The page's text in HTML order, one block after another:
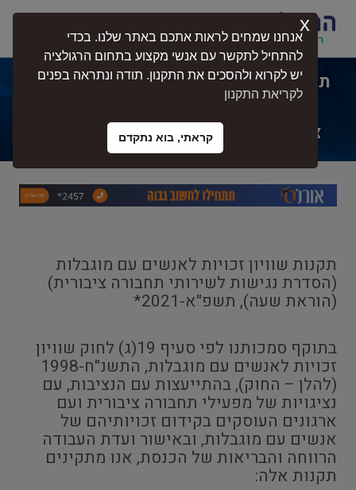
תקנות שוויון זכויות לאנשים עם מוגבלות
(הסדרת נגישות לשירותי תחבורה
ציבורית) (הוראת שעה), תשפ"א-2021
תקנות שוויון זכויות לאנשים עם מוגבלות
(הסדרת נגישות לשירותי תחבורה ציבורית)
(הוראת שעה), תשפ"א-2021
*
בתוקף סמכותנו לפי סעיף 19(ג) לחוק שוויון
זכויות לאנשים עם מוגבלות, התשנ"ח-1998
(להלן – החוק), בהתייעצות עם הנציבות, עם
נציגויות של מפעילי תחבורה ציבורית ועם
ארגונים העוסקים בקידום זכויותיהם של
אנשים עם מוגבלות, ובאישור ועדת העבודה
הרווחה והבריאות של הכנסת, אנו מתקינים
תקנות אלה:
אנחנו שמחים לראות אתכם באתר שלנו. בכדי
להתחיל לתקשר עם אנשי מקצוע בתחום הרגולציה
יש לקרוא ולהסכים את התקנון. תודה ונתראה בפנים
לקריאת התקנון
קראתי, בוא נתקדם
x